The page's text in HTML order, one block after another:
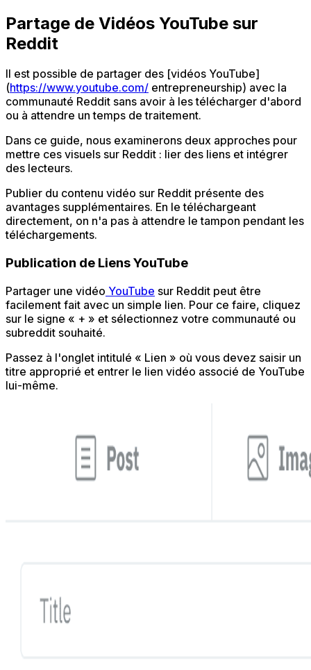
Partage de Vidéos YouTube sur
Reddit
Il est possible de partager des [vidéos YouTube]
(https://www.youtube.com/ entrepreneurship) avec la
communauté Reddit sans avoir à les télécharger d'abord
ou à attendre un temps de traitement.
Dans ce guide, nous examinerons deux approches pour
mettre ces visuels sur Reddit : lier des liens et intégrer
des lecteurs.
Publier du contenu vidéo sur Reddit présente des
avantages supplémentaires. En le téléchargeant
directement, on n'a pas à attendre le tampon pendant les
téléchargements.
Publication de Liens YouTube
Partager une vidéo YouTube sur Reddit peut être
facilement fait avec un simple lien. Pour ce faire, cliquez
sur le signe « + » et sélectionnez votre communauté ou
subreddit souhaité.
Passez à l'onglet intitulé « Lien » où vous devez saisir un
titre approprié et entrer le lien vidéo associé de YouTube
lui-même.